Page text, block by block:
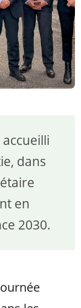
accueilli
dans
en
2030.